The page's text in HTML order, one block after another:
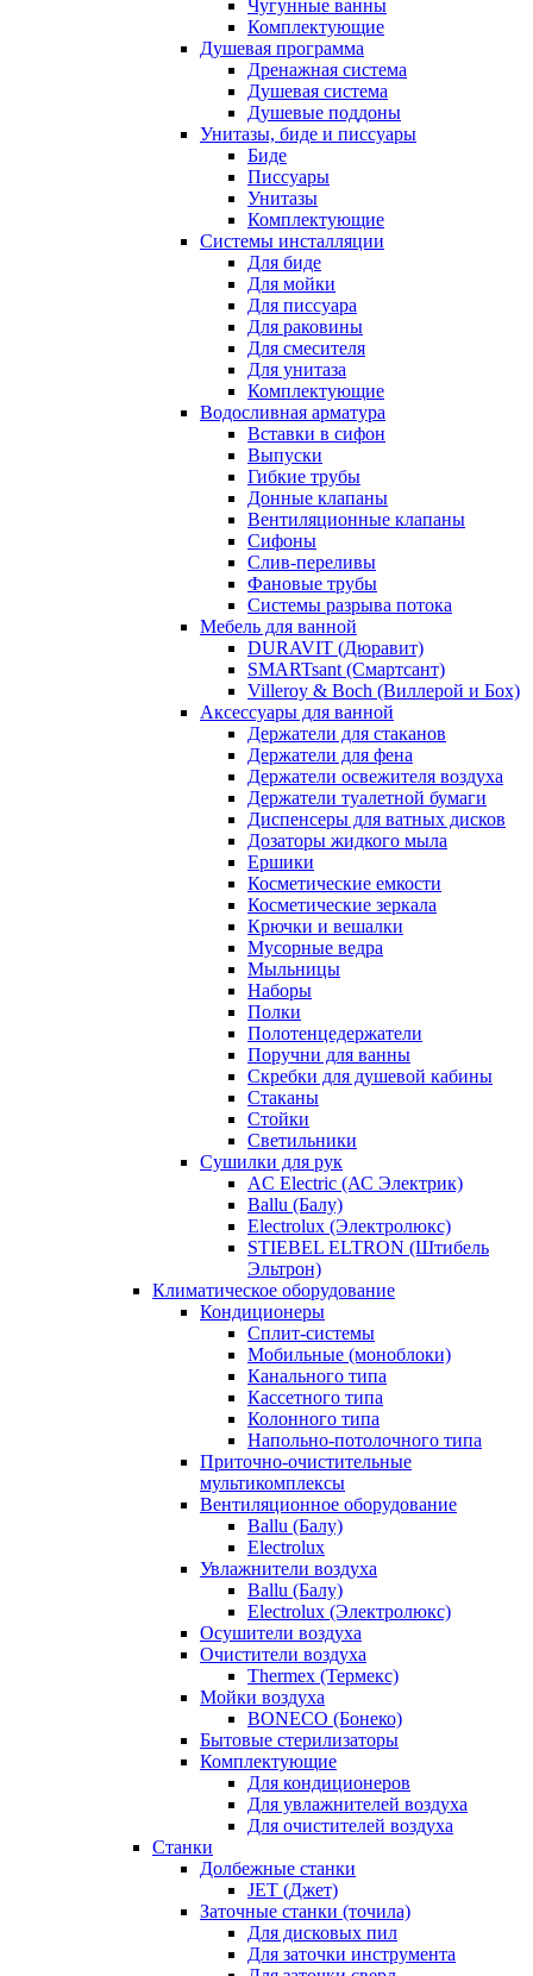
Чугунные ванны
Комплектующие
Душевая программа
Дренажная система
Душевая система
Душевые поддоны
Унитазы, биде и писсуары
Биде
Писсуары
Унитазы
Комплектующие
Системы инсталляции
Для биде
Для мойки
Для писсуара
Для раковины
Для смесителя
Для унитаза
Комплектующие
Водосливная арматура
Вставки в сифон
Выпуски
Гибкие трубы
Донные клапаны
Вентиляционные клапаны
Сифоны
Слив-переливы
Фановые трубы
Системы разрыва потока
Мебель для ванной
DURAVIT (Дюравит)
SMARTsant (Смартсант)
Villeroy & Boch (Виллерой и Бох)
Аксессуары для ванной
Держатели для стаканов
Держатели для фена
Держатели освежителя воздуха
Держатели туалетной бумаги
Диспенсеры для ватных дисков
Дозаторы жидкого мыла
Ершики
Косметические емкости
Косметические зеркала
Крючки и вешалки
Мусорные ведра
Мыльницы
Наборы
Полки
Полотенцедержатели
Поручни для ванны
Скребки для душевой кабины
Стаканы
Стойки
Светильники
Сушилки для рук
AC Electric (АС Электрик)
Ballu (Балу)
Electrolux (Электролюкс)
STIEBEL ELTRON (Штибель
Эльтрон)
Климатическое оборудование
Кондиционеры
Сплит-системы
Мобильные (моноблоки)
Канального типа
Кассетного типа
Колонного типа
Напольно-потолочного типа
Приточно-очистительные
мультикомплексы
Вентиляционное оборудование
Ballu (Балу)
Electrolux
Увлажнители воздуха
Ballu (Балу)
Electrolux (Электролюкс)
Осушители воздуха
Очистители воздуха
Thermex (Термекс)
Мойки воздуха
BONECO (Бонеко)
Бытовые стерилизаторы
Комплектующие
Для кондиционеров
Для увлажнителей воздуха
Для очистителей воздуха
Станки
Долбежные станки
JET (Джет)
Заточные станки (точила)
Для дисковых пил
Для заточки инструмента